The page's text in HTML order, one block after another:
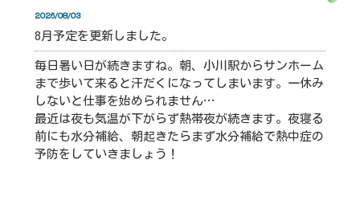
2026/08/03
8月予定を更新しました。
毎日暑い日が続きますね。朝、小川駅からサンホーム
まで歩いて来ると汗だくになってしまいます。一休み
しないと仕事を始められません…
最近は夜も気温が下がらず熱帯夜が続きます。夜寝る
前にも水分補給、朝起きたらまず水分補給で熱中症の
予防をしていきましょう！